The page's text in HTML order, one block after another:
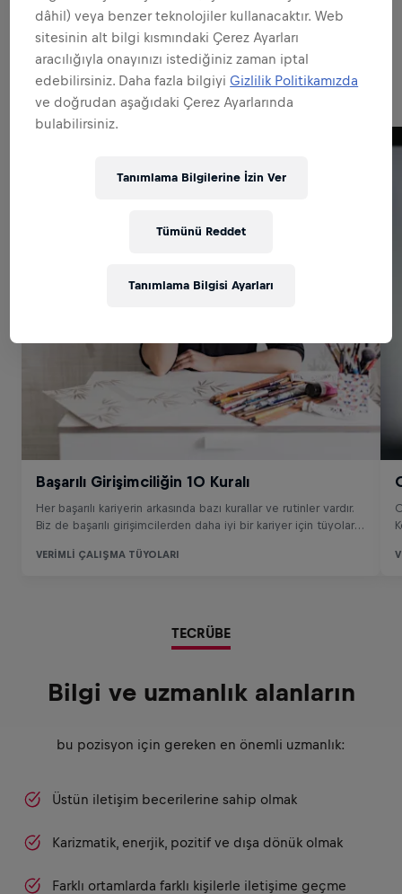
Related to this position
TECRÜBE
Bilgi ve uzmanlık alanların
bu pozisyon için gereken en önemli uzmanlık:
Üstün iletişim becerilerine sahip olmak
Karizmatik, enerjik, pozitif ve dışa dönük olmak
Farklı ortamlarda farklı kişilerle iletişime geçme
dâhil) veya benzer teknolojiler kullanacaktır. Web
sitesinin alt bilgi kısmındaki Çerez Ayarları
aracılığıyla onayınızı istediğiniz zaman iptal
edebilirsiniz. Daha fazla bilgiyi Gizlilik Politikamızda
ve doğrudan aşağıdaki Çerez Ayarlarında
bulabilirsiniz.
Tümünü Reddet
Tanımlama Bilgilerine İzin Ver
Tanımlama Bilgisi Ayarları